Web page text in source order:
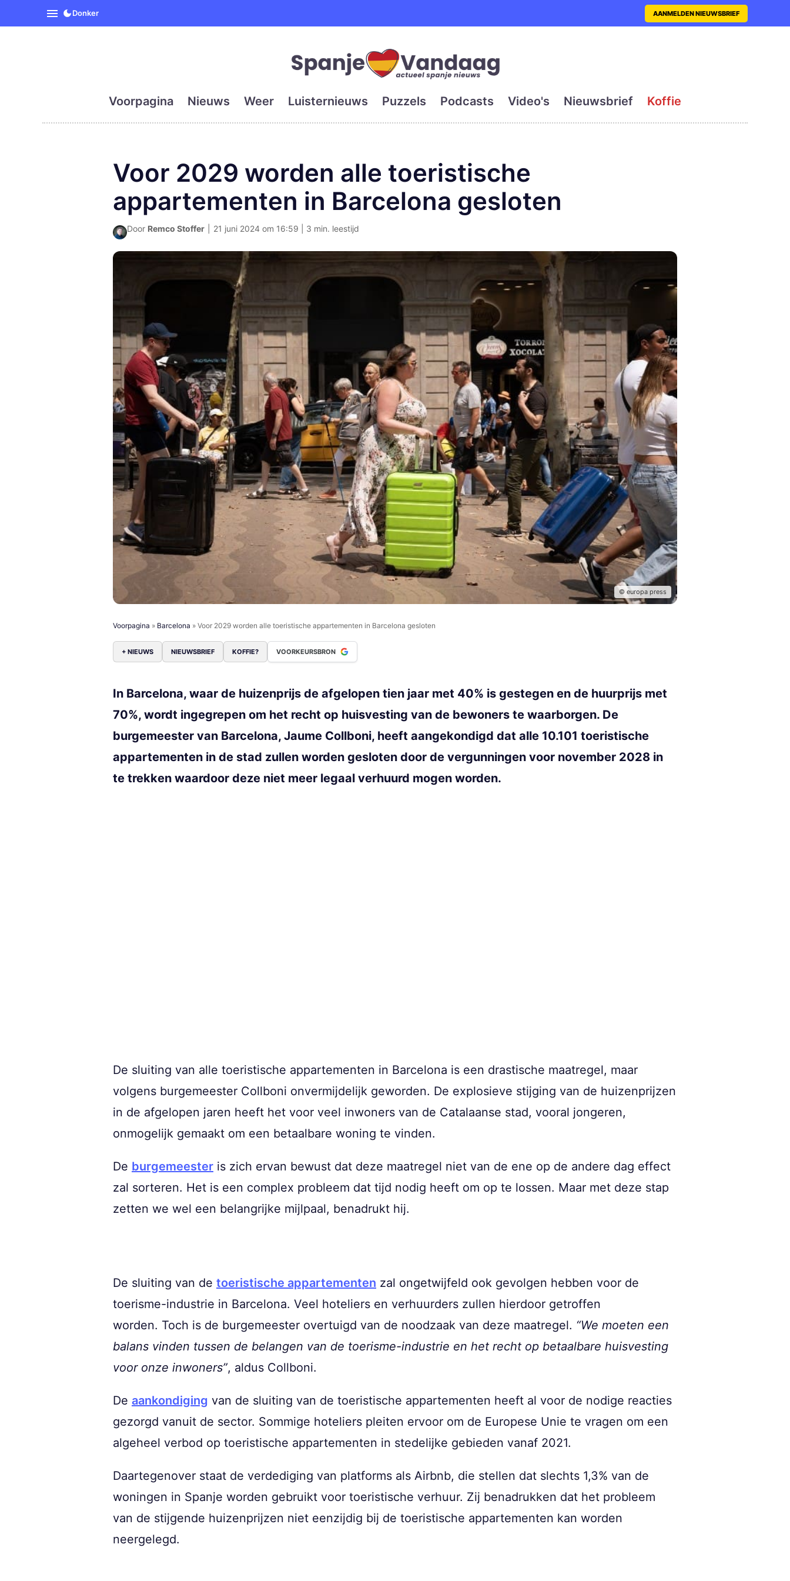
SpanjeVandaag is de eerste en grootste digitale krant met actueel en
Donker AANMELDEN NIEUWSBRIEF
Voorpagina Nieuws Weer Luisternieuws Puzzels Podcasts Video's Nieuwsbrief Koffie
Voor 2029 worden alle toeristische
appartementen in Barcelona gesloten
Door Remco Stoffer 21 juni 2024 om 16:59 | 3 min. leestijd
© europa press
Voorpagina » Barcelona » Voor 2029 worden alle toeristische appartementen in Barcelona gesloten
+ NIEUWS NIEUWSBRIEF KOFFIE? VOORKEURSBRON
In Barcelona, waar de huizenprijs de afgelopen tien jaar met 40% is gestegen en de huurprijs met
70%, wordt ingegrepen om het recht op huisvesting van de bewoners te waarborgen. De
burgemeester van Barcelona, Jaume Collboni, heeft aangekondigd dat alle 10.101 toeristische
appartementen in de stad zullen worden gesloten door de vergunningen voor november 2028 in
te trekken waardoor deze niet meer legaal verhuurd mogen worden.
De sluiting van alle toeristische appartementen in Barcelona is een drastische maatregel, maar
volgens burgemeester Collboni onvermijdelijk geworden. De explosieve stijging van de huizenprijzen
in de afgelopen jaren heeft het voor veel inwoners van de Catalaanse stad, vooral jongeren,
onmogelijk gemaakt om een betaalbare woning te vinden.
De burgemeester is zich ervan bewust dat deze maatregel niet van de ene op de andere dag effect
zal sorteren. Het is een complex probleem dat tijd nodig heeft om op te lossen. Maar met deze stap
zetten we wel een belangrijke mijlpaal, benadrukt hij.
De sluiting van de toeristische appartementen zal ongetwijfeld ook gevolgen hebben voor de
toerisme-industrie in Barcelona. Veel hoteliers en verhuurders zullen hierdoor getroffen
worden. Toch is de burgemeester overtuigd van de noodzaak van deze maatregel. “We moeten een
balans vinden tussen de belangen van de toerisme-industrie en het recht op betaalbare huisvesting
voor onze inwoners”, aldus Collboni.
De aankondiging van de sluiting van de toeristische appartementen heeft al voor de nodige reacties
gezorgd vanuit de sector. Sommige hoteliers pleiten ervoor om de Europese Unie te vragen om een
algeheel verbod op toeristische appartementen in stedelijke gebieden vanaf 2021.
Daartegenover staat de verdediging van platforms als Airbnb, die stellen dat slechts 1,3% van de
woningen in Spanje worden gebruikt voor toeristische verhuur. Zij benadrukken dat het probleem
van de stijgende huizenprijzen niet eenzijdig bij de toeristische appartementen kan worden
neergelegd.